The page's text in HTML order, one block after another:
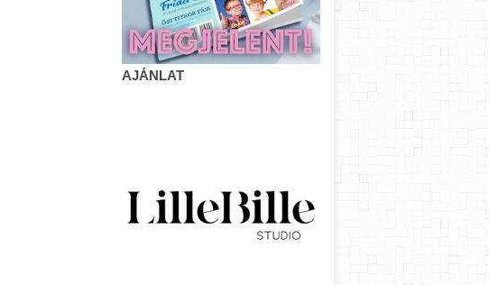
AJÁNLAT